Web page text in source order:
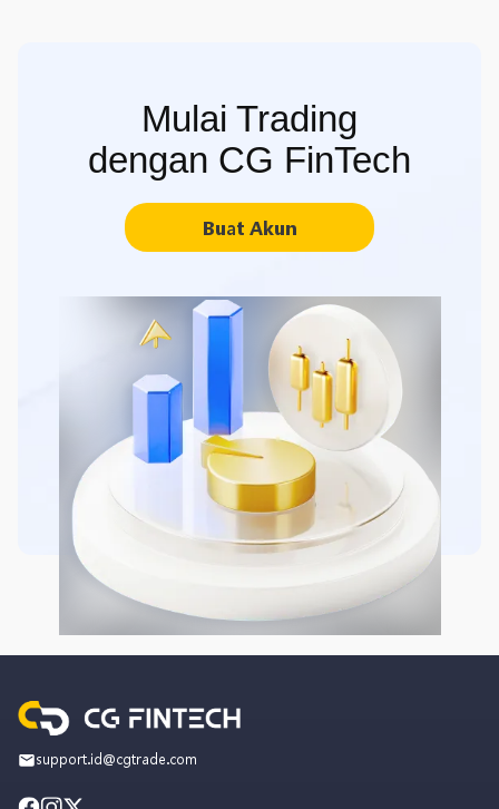
Mulai Trading
dengan CG FinTech
Buat Akun
support.id@cgtrade.com